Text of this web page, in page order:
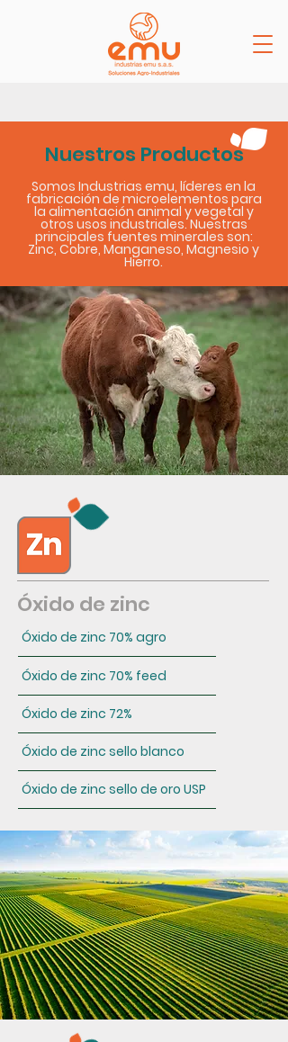
Nuestros Productos
Somos Industrias emu, líderes en la
fabricación de microelementos para
la alimentación animal y vegetal y
otros usos industriales. Nuestras
principales fuentes minerales son:
Zinc, Cobre, Manganeso, Magnesio y
Hierro.
Óxido de zinc
Óxido de zinc 70% agro
Óxido de zinc 70% feed
Óxido de zinc 72%
Óxido de zinc sello blanco
Óxido de zinc sello de oro USP